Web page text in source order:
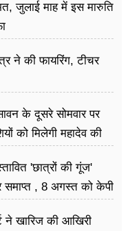
जुलाई माह में इस मारुति
ने की फायरिंग, टीचर
के दूसरे सोमवार पर
को मिलेगी महादेव की
'छात्रों की गूंज'
, 8 अगस्त को केपी
ने खारिज की आखिरी